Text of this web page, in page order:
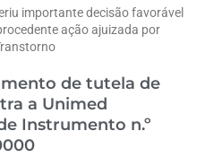
importante decisão favorável
ação ajuizada por
de tutela de
a Unimed
Instrumento n.º